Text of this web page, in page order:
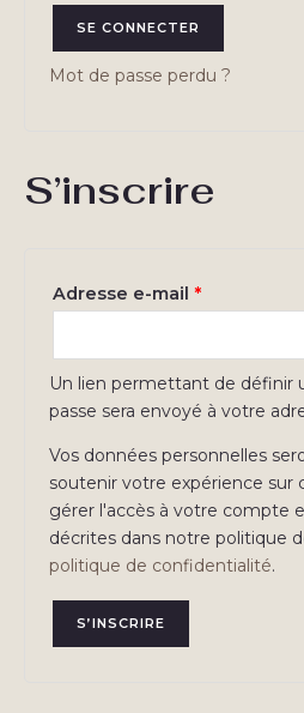
SE CONNECTER
Mot de passe perdu ?
S’inscrire
Adresse e-mail *Obligatoire
Un lien permettant de définir
passe sera envoyé à votre
Vos données personnelles
soutenir votre expérience sur
gérer l'accès à votre compte
décrites dans notre politique
politique de confidentialité.
S’INSCRIRE